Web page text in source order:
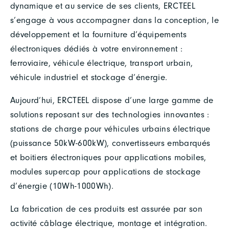
dynamique et au service de ses clients, ERCTEEL
s’engage à vous accompagner dans la conception, le
développement et la fourniture d’équipements
électroniques dédiés à votre environnement :
ferroviaire, véhicule électrique, transport urbain,
véhicule industriel et stockage d’énergie.
Aujourd’hui, ERCTEEL dispose d’une large gamme de
solutions reposant sur des technologies innovantes :
stations de charge pour véhicules urbains électrique
(puissance 50kW-600kW), convertisseurs embarqués
et boitiers électroniques pour applications mobiles,
modules supercap pour applications de stockage
d’énergie (10Wh-1000Wh).
La fabrication de ces produits est assurée par son
activité câblage électrique, montage et intégration.